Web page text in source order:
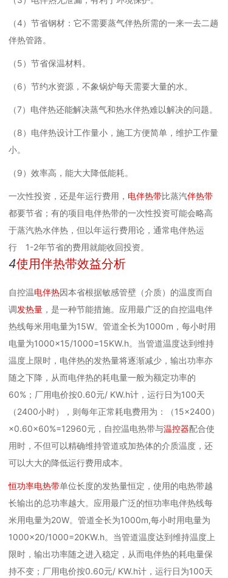
（4）节省钢材：它不需要蒸气伴热所需的一来一去二趟
伴热管路。
（5）节省保温材料。
（6）节约水资源，不象锅炉每天需要大量的水。
（7）电伴热还能解决蒸气和热水伴热难以解决的问题。
（8）电伴热设计工作量小，施工方便简单，维护工作量
小。
（9）效率高，能大大降低能耗。
一次性投资，还是年运行费用， 电伴热带比蒸汽伴热带
都要节省；有的项目电伴热带的一次性投资可能会略高
于蒸汽热水伴热，但以年运行费用论，通常电伴热运
行 1-2年节省的费用就能收回投资。
4使用伴热带效益分析
自控温电伴热因本省根据敏感管壁（介质）的温度而自
调发热量 ，是一种节能措施。应用最广泛的自控温电伴
热线每米用电量为15W。管道全长为1000m，每小时用
电量为1000×15/1000=15KW.h。当管道温度达到维持
温度上限时，电伴热的发热量将逐渐减少，输出功率亦
随之下降，从而电伴热的耗电量一般为额定功率的
60%；厂用电价按0.60元/ KW.h计，运行日为100天
（2400小时），则每年正常耗电费用为：（15×2400）
×0.60×60%=12960元，自控温电热带与温控器配合使
用时，不但可以精确维持管道或加热体的介质温度，还
可以大大的降低运行费用成本。
恒功率电热带单位长度的发热量恒定，使用的电热带越
长输出的总功率越大。应用最广泛的恒功率电伴热线每
米用电量为20W。管道全长为1000m,每小时用电量为
1000×20/1000=20KW.h。当管道温度达到维持温度上
限时，输出功率随之进入稳定，从而电伴热的耗电量保
持不变；厂用电价按0.60元/ KW.h计，运行日为100天